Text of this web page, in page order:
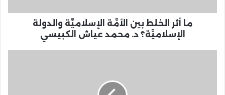
ما أثر الخلط بين الأمَّة الإسلاميَّة والدولة
الإسلاميَّة؟ د. محمد عياش الكبيسي